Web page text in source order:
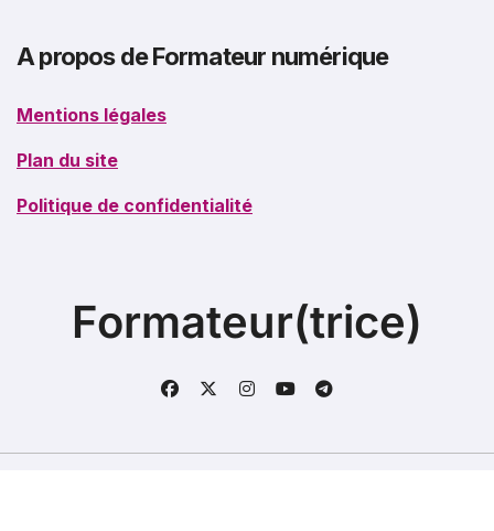
A propos de Formateur numérique
Mentions légales
Plan du site
Politique de confidentialité
Formateur(trice)